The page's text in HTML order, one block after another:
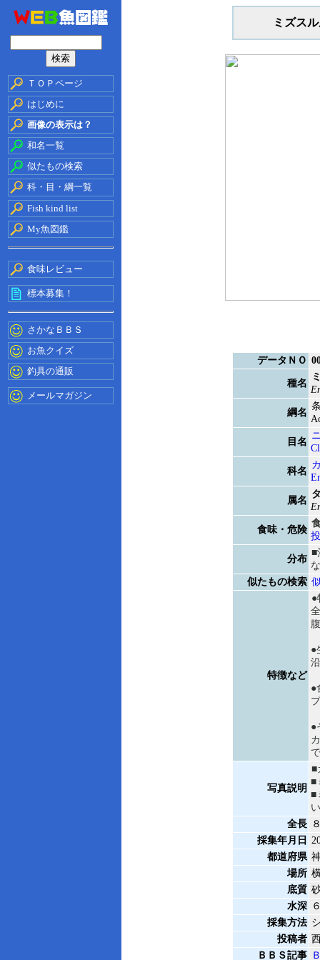
ＴＯＰページ
はじめに
画像の表示は？
和名一覧
似たもの検索
科・目・綱一覧
Fish kind list
My魚図鑑
食味レビュー
標本募集！
さかなＢＢＳ
お魚クイズ
釣具の通販
メールマガジン
ミズス
データＮＯ
種名
綱名
目名
科名
属名
食味・危険
分布
■
似たもの検索
特徴など
●
●
●
●
写真説明
■
■
■
全長
採集年月日
都道府県
場所
底質
水深
採集方法
投稿者
ＢＢＳ記事